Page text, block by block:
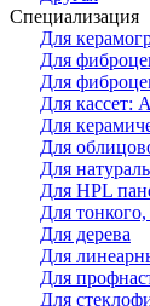
Специализация
Для
Для
Для
Для кассет:
Для
Для
Для
Для HPL
Для
Для дерева
Для
Для
Для